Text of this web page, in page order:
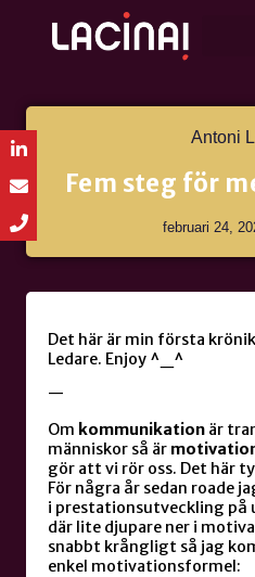
Antoni
Fem steg för
februari 24,
Det här är min första
Ledare. Enjoy ^_^
—
Om kommunikation är
människor så är
gör att vi rör oss. Det här
För några år sedan roade
i prestationsutveckling på
där lite djupare ner i
snabbt krångligt så jag
enkel motivationsformel: